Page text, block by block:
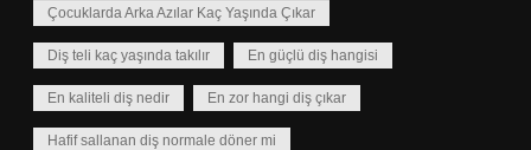
Çocuklarda Arka Azılar Kaç Yaşında Çıkar
Diş teli kaç yaşında takılır En güçlü diş hangisi
En kaliteli diş nedir En zor hangi diş çıkar
Hafif sallanan diş normale döner mi